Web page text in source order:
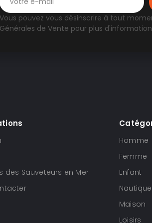
Vous pouvez vous désinscrire à tout
Générales de Vente pour plus
des Sauveteurs en Mer
Homme
Femme
Enfant
Nautique
Maison
Loisirs